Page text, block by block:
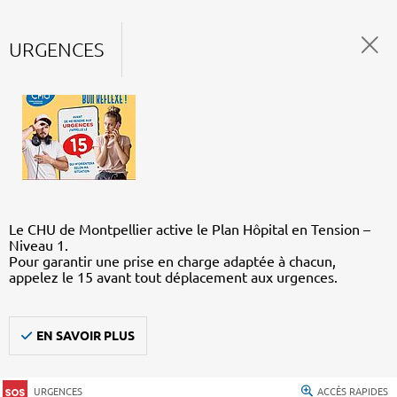
URGENCES
Le CHU de Montpellier active le Plan Hôpital en Tension –
Niveau 1.
Pour garantir une prise en charge adaptée à chacun,
appelez le 15 avant tout déplacement aux urgences.
EN SAVOIR PLUS
URGENCES ACCÈS RAPIDES